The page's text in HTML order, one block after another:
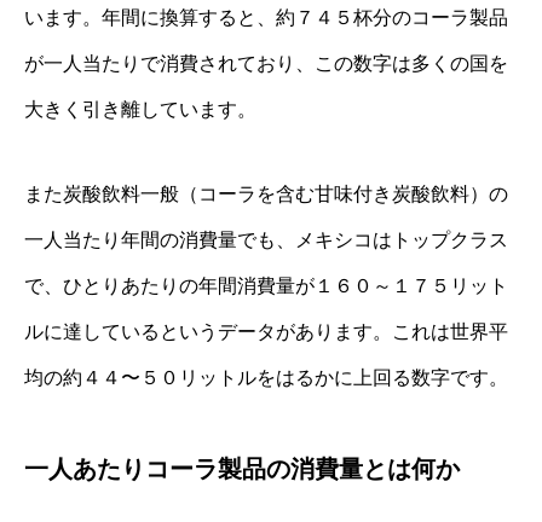
います。年間に換算すると、約７４５杯分のコーラ製品
が一人当たりで消費されており、この数字は多くの国を
大きく引き離しています。
また炭酸飲料一般（コーラを含む甘味付き炭酸飲料）の
一人当たり年間の消費量でも、メキシコはトップクラス
で、ひとりあたりの年間消費量が１６０～１７５リット
ルに達しているというデータがあります。これは世界平
均の約４４〜５０リットルをはるかに上回る数字です。
一人あたりコーラ製品の消費量とは何か